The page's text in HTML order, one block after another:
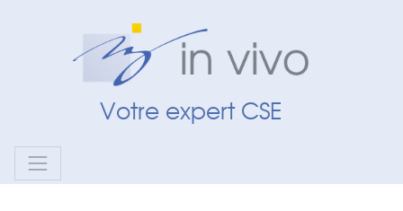
Votre expert CSE